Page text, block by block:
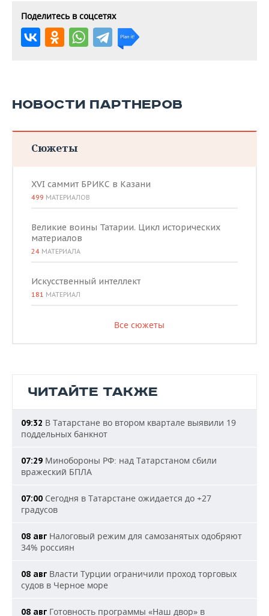
Поделитесь в соцсетях
НОВОСТИ ПАРТНЕРОВ
Сюжеты
XVI саммит БРИКС в Казани
499 МАТЕРИАЛОВ
Великие воины Татарии. Цикл исторических
материалов
24 МАТЕРИАЛА
Искусственный интеллект
181 МАТЕРИАЛ
Все сюжеты
ЧИТАЙТЕ ТАКЖЕ
09:32 В Татарстане во втором квартале выявили 19
поддельных банкнот
07:29 Минобороны РФ: над Татарстаном сбили
вражеский БПЛА
07:00 Сегодня в Татарстане ожидается до +27
градусов
08 авг Налоговый режим для самозанятых одобряют
34% россиян
08 авг Власти Турции ограничили проход торговых
судов в Черное море
08 авг Готовность программы «Наш двор» в